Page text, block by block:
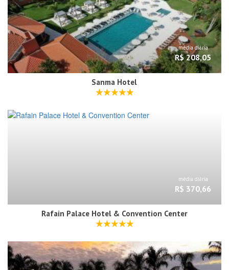
média diária
R$ 208,05
Sanma Hotel
média diária
R$ 370,66
Rafain Palace Hotel & Convention Center